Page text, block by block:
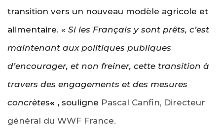
transition vers un nouveau modèle agricole et
alimentaire. « Si les Français y sont prêts, c’est
maintenant aux politiques publiques
d’encourager, et non freiner, cette transition à
travers des engagements et des mesures
concrètes« , souligne Pascal Canfin, Directeur
général du WWF France.